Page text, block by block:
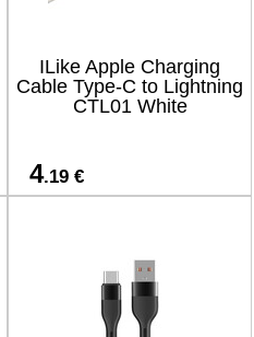
ILike Apple Charging
Cable Type-C to Lightning
CTL01 White
4.19 €